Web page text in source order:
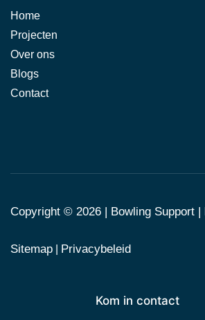
Kom in contact
Home
Projecten
Over ons
Blogs
Contact
Copyright © 2026 | Bowling Support |
Sitemap Privacybeleid